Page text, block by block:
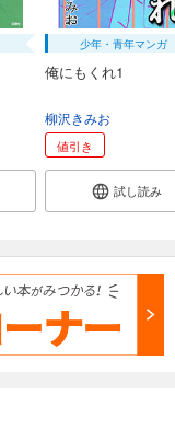
少年・青年マンガ
俺にもくれ1
柳沢きみお
値引き
試し読み